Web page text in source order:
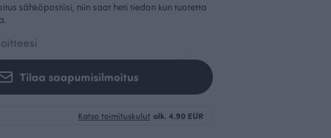
sähköpostiisi, niin saat heti tiedon kun tuotetta
Tilaa saapumisilmoitus
Katso toimituskulut alk. 4.90 EUR